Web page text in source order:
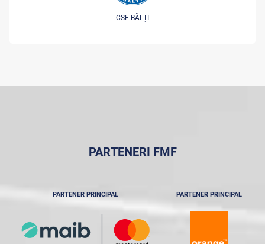
CSF BĂLȚI
PARTENERI FMF
PARTENER PRINCIPAL PARTENER PRINCIPAL